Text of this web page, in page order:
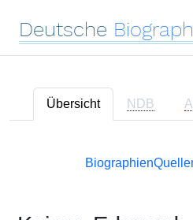
Deutsche
Übersicht NDB
Biographien